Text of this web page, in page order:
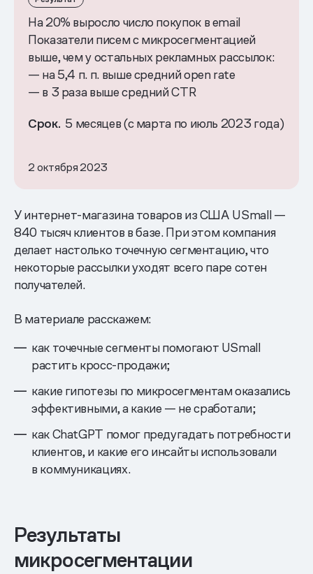
На 20% выросло число покупок в email
Показатели писем с микросегментацией
выше, чем у остальных рекламных рассылок:
— на 5,4 п. п. выше средний open rate
— в 3 раза выше средний CTR
Срок. 5 месяцев (с марта по июль 2023 года)
2 октября 2023
У интернет-магазина товаров из США USmall —
840 тысяч клиентов в базе. При этом компания
делает настолько точечную сегментацию, что
некоторые рассылки уходят всего паре сотен
получателей.
В материале расскажем:
как точечные сегменты помогают USmall
растить кросс-продажи;
какие гипотезы по микросегментам оказались
эффективными, а какие — не сработали;
как ChatGPT помог предугадать потребности
клиентов, и какие его инсайты использовали
в коммуникациях.
Результаты
микросегментации